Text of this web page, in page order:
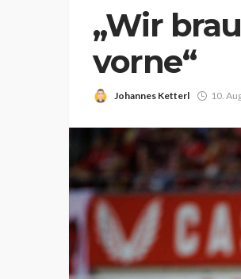
„Wir
vorne“
Johannes Ketterl 10.